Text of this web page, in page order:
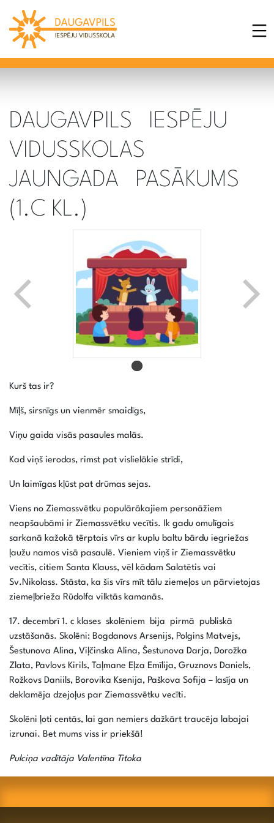
DAUGAVPILS IESPĒJU
VIDUSSKOLAS
JAUNGADA PASĀKUMS
(1.C KL.)
Kurš tas ir?
Mīļš, sirsnīgs un vienmēr smaidīgs,
Viņu gaida visās pasaules malās.
Kad viņš ierodas, rimst pat vislielākie strīdi,
Un laimīgas kļūst pat drūmas sejas.
Viens no Ziemassvētku populārākajiem personāžiem
neapšaubāmi ir Ziemassvētku vecītis. Ik gadu omulīgais
sarkanā kažokā tērptais vīrs ar kuplu baltu bārdu iegriežas
ļaužu namos visā pasaulē. Vieniem viņš ir Ziemassvētku
vecītis, citiem Santa Klauss, vēl kādam Salatētis vai
Sv.Nikolass. Stāsta, ka šis vīrs mīt tālu ziemeļos un pārvietojas
ziemeļbrieža Rūdolfa vilktās kamanās.
17. decembrī 1. c klases skolēniem bija pirmā publiskā
uzstāšanās. Skolēni: Bogdanovs Arsenijs, Polgins Matvejs,
Šestunova Alina, Viļčinska Alina, Šestunova Darja, Dorožka
Zlata, Pavlovs Kirils, Taļmane Eļza Emīlija, Gruznovs Daniels,
Rožkovs Daniils, Borovika Ksenija, Paškova Sofija – lasīja un
deklamēja dzejoļus par Ziemassvētku vecīti.
Skolēni ļoti centās, lai gan nemiers dažkārt traucēja labajai
izrunai. Bet mums viss ir priekšā!
Pulciņa vadītāja Valentīna Titoka